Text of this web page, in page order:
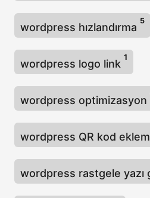
wordpress hızlandırma
5
wordpress logo link
1
wordpress optimizasyon
wordpress QR kod
wordpress rastgele yazı